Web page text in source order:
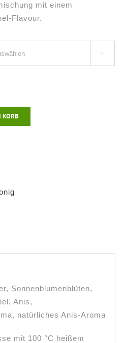
mit einem
Flavour.

KORB
Sonnenblumenblüten,
Anis,
natürliches Anis-Aroma
mit 100 °C heißem